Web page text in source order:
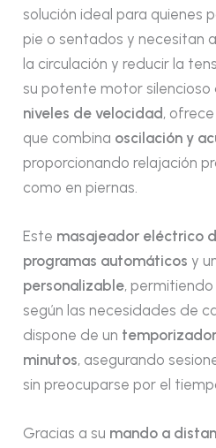
solución ideal para quienes
pie o sentados y necesitan
la circulación y reducir la
su potente motor silencioso
niveles de velocidad,
que combina oscilación y
proporcionando relajación
como en piernas.
Este masajeador eléctrico
programas automáticos y
personalizable,
según las necesidades de
dispone de un
minutos, asegurando
sin preocuparse por el
Gracias a su mando a